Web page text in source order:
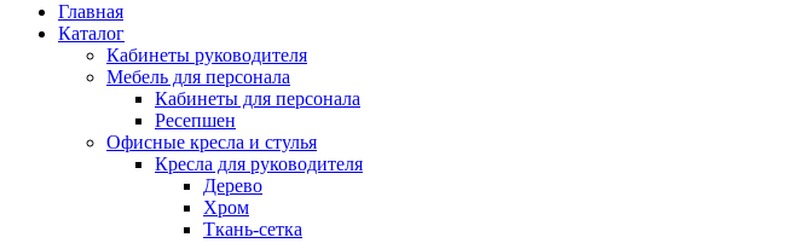
Главная
Каталог
Кабинеты руководителя
Мебель для персонала
Кабинеты для персонала
Ресепшен
Офисные кресла и стулья
Кресла для руководителя
Дерево
Хром
Ткань-сетка